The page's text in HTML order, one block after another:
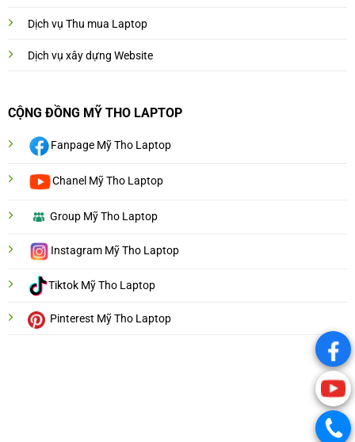
Dịch vụ Thu mua Laptop
Dịch vụ xây dựng Website
CỘNG ĐỒNG MỸ THO LAPTOP
Fanpage Mỹ Tho Laptop
Chanel Mỹ Tho Laptop
Group Mỹ Tho Laptop
Instagram Mỹ Tho Laptop
Tiktok Mỹ Tho Laptop
Pinterest Mỹ Tho Laptop
.
.
.